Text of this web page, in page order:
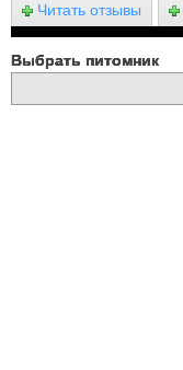
Читать отзывы
Выбрать питомник